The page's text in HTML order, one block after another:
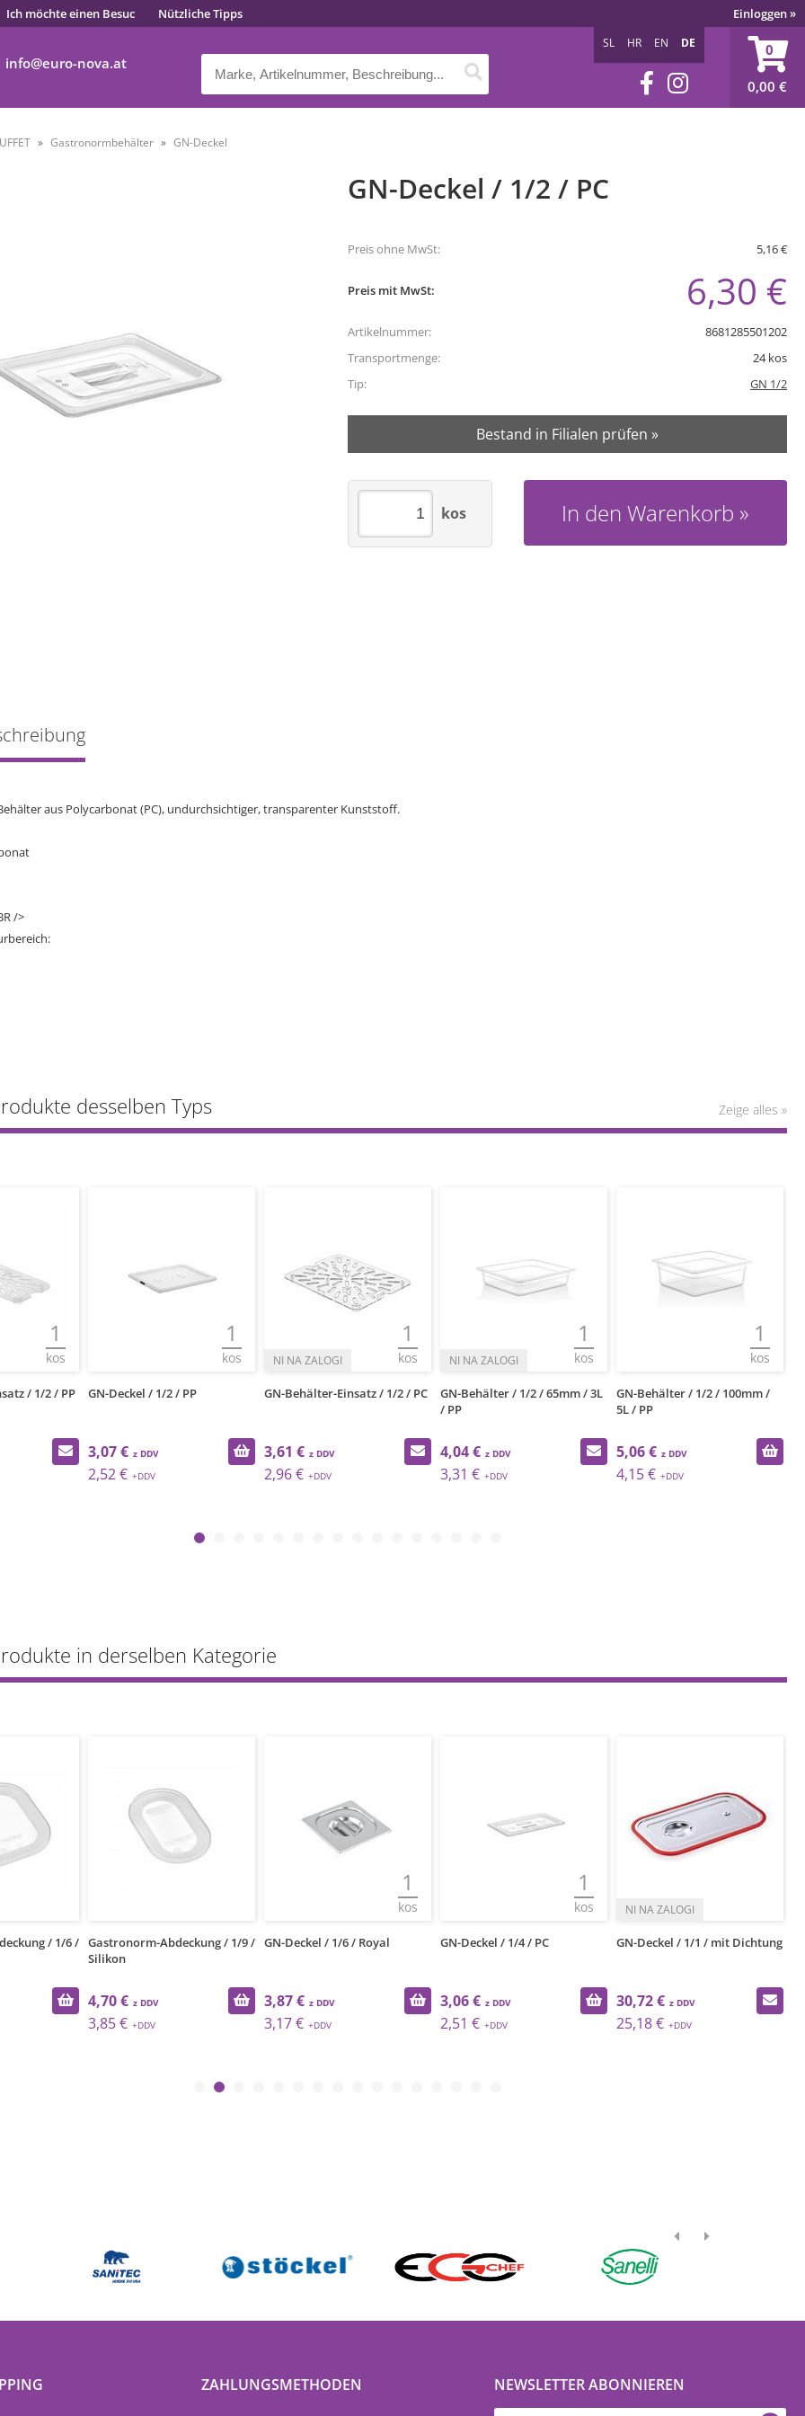
Ich möchte einen Besuc Nützliche Tipps Einloggen»
info euro-nova.at
0
0,00 €
SL HR EN DE
Gastronormbehälter GN-Deckel
GN-Deckel / 1/2 / PC
Preis ohne MwSt: 5,16 €
Preis mit MwSt: 6,30 €
Artikelnummer:
8681285501202
Transportmenge:
24kos
Tip:
GN 1/2
Bestand in Filialen prüfen »
In den Warenkorb
kos
aus Polycarbonat (PC), undurchsichtiger, transparenter Kunststoff.
/>
desselben Typs Zeige alles »
1
kos
/ 1/2 / PP
1
kos
GN-Deckel / 1/2 / PP
3,07 €
2,52 €
1
kos
GN-Behälter-Einsatz / 1/2 / PC
3,61 €
2,96 €
1
kos
GN-Behälter / 1/2 / 65mm / 3L
/ PP
4,04 €
3,31 €
1
kos
GN-Behälter / 1/2 / 100mm /
5L / PP
5,06 €
4,15 €
in derselben Kategorie
Abdeckung / 1/9 / GN-Deckel / 1/6 / Royal
3,87 €
3,17 €
GN-Deckel / 1/4 / PC
3,06 €
2,51 €
GN-Deckel / 1/1 / mit Dichtung
30,72 €
25,18 €
GN-Deckel / 1/9 / Royal
3,39 €
2,78 €
ZAHLUNGSMETHODEN NEWSLETTER ABONNIEREN